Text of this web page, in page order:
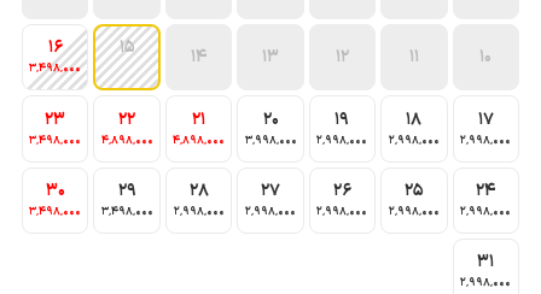
10
11
12
13
14
15
16
3٬498٬000
17
2٬998٬000
18
2٬998٬000
19
2٬998٬000
20
3٬998٬000
21
4٬898٬000
22
4٬898٬000
23
3٬498٬000
24
2٬998٬000
25
2٬998٬000
26
2٬998٬000
27
2٬998٬000
28
2٬998٬000
29
3٬498٬000
30
3٬498٬000
31
2٬998٬000